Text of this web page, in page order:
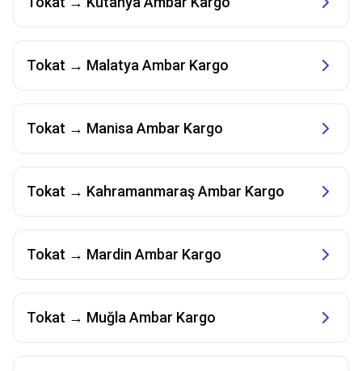
Tokat → Malatya Ambar Kargo
Tokat → Manisa Ambar Kargo
Tokat → KahramanmaraşAmbar Kargo
Tokat → Mardin Ambar Kargo
Tokat → Muğla Ambar Kargo